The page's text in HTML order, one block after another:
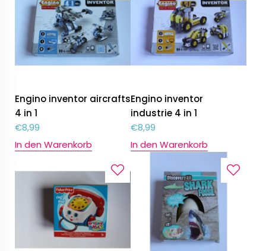
Engino inventor aircrafts
4 in 1
€8,99
In den Warenkorb
Engino inventor
industrie 4 in 1
€8,99
In den Warenkorb